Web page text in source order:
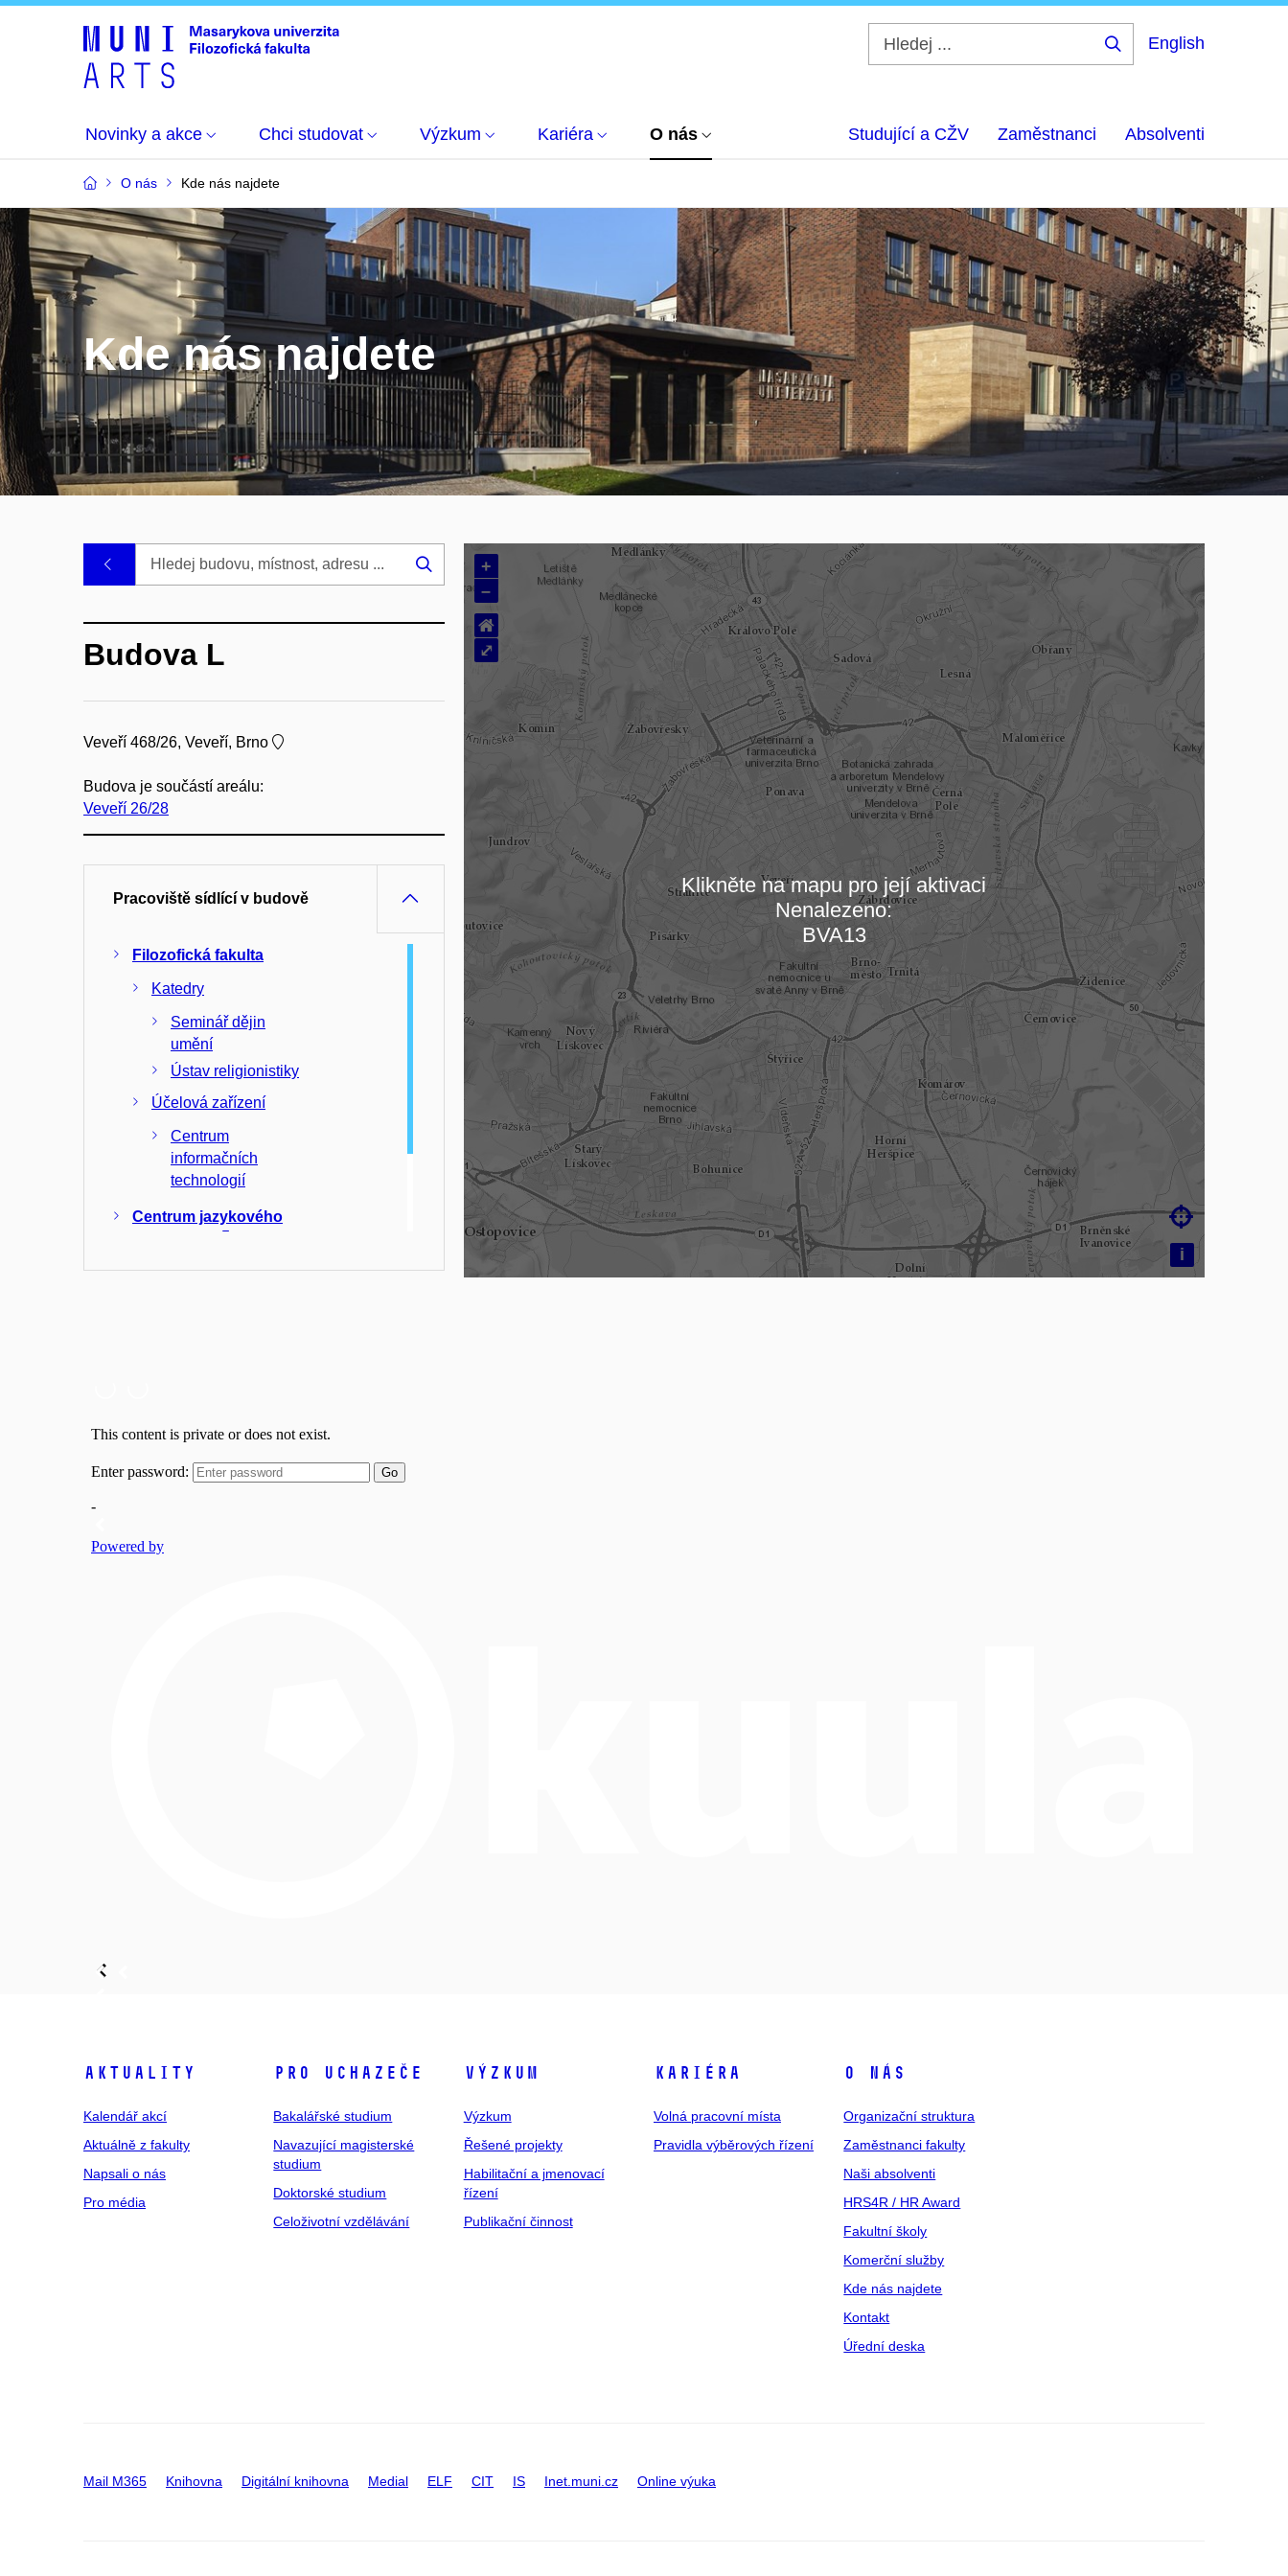
English
Novinky a akce Chci studovat Výzkum Kariéra O nás Studující a CŽV Zaměstnanci Absolventi
O nás Kde nás najdete
Kde nás najdete
Načítám mapu…
+
–
i

⌂
⤢
Klikněte na mapu pro její aktivaci
Nenalezeno:
BVA13
Hledej
Budova L
Veveří 468/26, Veveří, Brno
Budova je součástí areálu:
Veveří 26/28
Pracoviště sídlící v budově
Filozofická fakulta
Katedry
Seminář dějin
umění
Ústav religionistiky
Účelová zařízení
Centrum
informačních
technologií
Centrum jazykového
Oddělení Centra
Aktuality
Kalendář akcí
Aktuálně z fakulty
Napsali o nás
Pro média
Pro uchazeče
Bakalářské studium
Navazující magisterské
studium
Doktorské studium
Celoživotní vzdělávání
Výzkum
Výzkum
Řešené projekty
Habilitační a jmenovací
řízení
Publikační činnost
Kariéra
Volná pracovní místa
Pravidla výběrových řízení
O nás
Organizační struktura
Zaměstnanci fakulty
Naši absolventi
HRS4R / HR Award
Fakultní školy
Komerční služby
Kde nás najdete
Kontakt
Úřední deska
Mail M365 Knihovna Digitální knihovna Medial ELF CIT IS Inet.muni.cz Online výuka